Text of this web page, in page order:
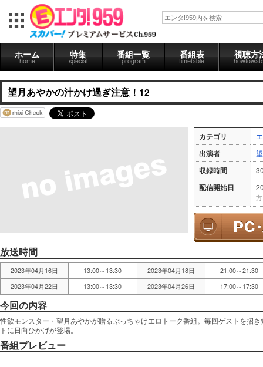
ホーム
home
特集
special
番組一覧
program
番組表
timetable
視聴方
望月あやかの汁かけ過ぎ注意！12
カテゴリ
出演者
収録時間
配信開始日
方
放送時間
2023年04月16日 13:00～13:30 2023年04月18日
21:00～21:30
2023年04月22日
13:00～13:30 2023年04月26日 17:00～17:30
今回の内容
性欲モンスター・望月あやかが贈るぶっちゃけエロトーク番組。毎回ゲストを招
トに日向ひかげが登場。
番組プレビュー